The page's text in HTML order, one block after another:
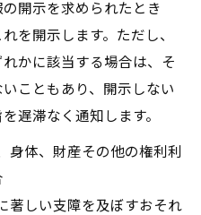
開示を求められたとき
を開示します。ただし、
かに該当する場合は、そ
こともあり、開示しない
遅滞なく通知します。
身体、財産その他の権利利
著しい支障を及ぼすおそれ